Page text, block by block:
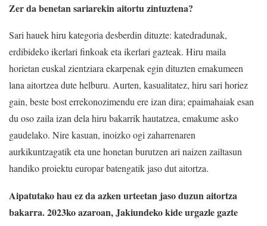
Zer da benetan sariarekin aitortu zintuztena?
Sari hauek hiru kategoria desberdin dituzte: katedradunak,
erdibideko ikerlari finkoak eta ikerlari gazteak. Hiru maila
horietan euskal zientziara ekarpenak egin dituzten emakumeen
lana aitortzea dute helburu. Aurten, kasualitatez, hiru sari horiez
gain, beste bost errekonozimendu ere izan dira; epaimahaiak esan
du oso zaila izan dela hiru bakarrik hautatzea, emakume asko
gaudelako. Nire kasuan, inoizko ogi zaharrenaren
aurkikuntzagatik eta une honetan burutzen ari naizen zailtasun
handiko proiektu europar batengatik jaso dut aitortza.
Aipatutako hau ez da azken urteetan jaso duzun aitortza
bakarra. 2023ko azaroan, Jakiundeko kide urgazle gazte